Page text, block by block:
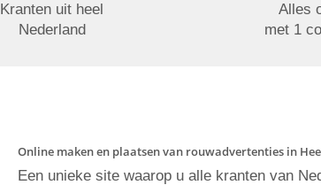
Kranten uit heel
Nederland
Alles
met 1
Online maken en plaatsen van rouwadvertenties in
Een unieke site waarop u alle kranten van